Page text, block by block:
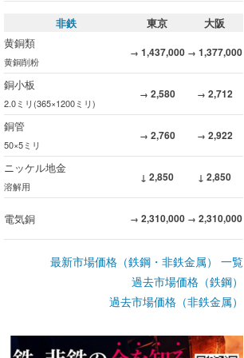
非鉄 東京
大阪
黄銅類
黄銅削粉
→ 1,437,000 → 1,377,000
銅小板
2.0ミリ(365×1200ミリ)
→ 2,580 → 2,712
銅管
50×5ミリ
→ 2,760 → 2,922
ニッケル地金
溶解用
↓ 2,850 ↓ 2,850
電気銅 → 2,310,000 → 2,310,000
最新市場価格（鉄鋼・非鉄金属） 一覧
過去市場価格（鉄鋼）
過去市場価格（非鉄金属）